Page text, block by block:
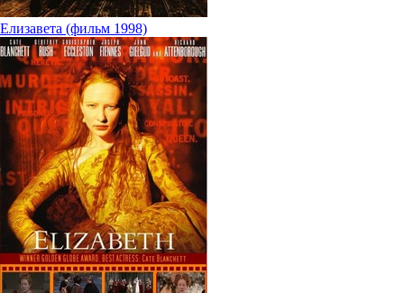
Елизавета (фильм 1998)